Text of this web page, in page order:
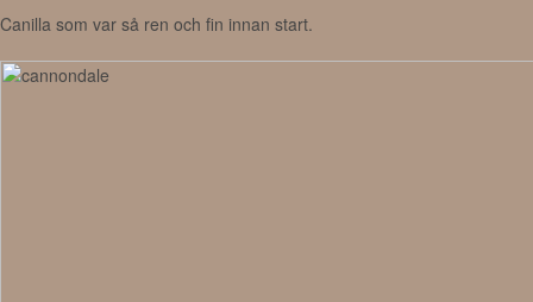
Canilla som var så ren och fin innan start.